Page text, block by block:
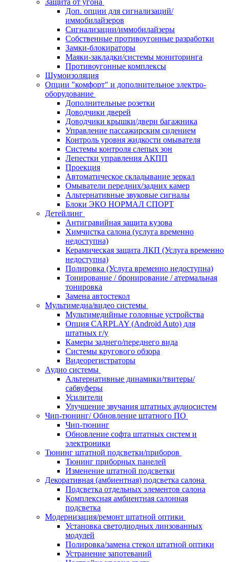
Защита от угона
Доп. опции для сигнализаций/
иммобилайзеров
Сигнализации/иммобилайзеры
Собственные противоугонные разработки
Замки-блокираторы
Маяки-закладки/системы мониторинга
Противоугонные комплексы
Шумоизоляция
Опции "комфорт" и дополнительное электро-
оборудование
Дополнительные розетки
Доводчики дверей
Доводчики крышки/двери багажника
Управление пассажирским сидением
Контроль уровня жидкости омывателя
Системы контроля слепых зон
Лепестки управления АКПП
Проекция
Автоматическое складывание зеркал
Омыватели передних/задних камер
Альтернативные звуковые сигналы
Блоки ЭКО НОРМАЛ СПОРТ
Детейлинг
Антигравийная защита кузова
Химчистка салона (услуга временно
недоступна)
Керамическая защита ЛКП (Услуга временно
недоступна)
Полировка (Услуга временно недоступна)
Тонирование / бронирование / атермальная
тонировка
Замена автостекол
Мультимедиа/видео системы
Мультимедийные головные устройства
Опция CARPLAY (Android Auto) для
штатных г/у
Камеры заднего/переднего вида
Системы кругового обзора
Видеорегистраторы
Аудио системы
Альтернативные динамики/твитеры/
сабвуферы
Усилители
Улучшение звучания штатных аудиосистем
Чип-тюнинг/ Обновление штатного ПО
Чип-тюнинг
Обновление софта штатных систем и
электроники
Тюнинг штатной подсветки/приборов
Тюнинг приборных панелей
Изменение штатной подсветки
Декоративная (амбиентная) подсветка салона
Подсветка отдельных элементов салона
Комплексная амбиентная салонная
подсветка
Модернизация/ремонт штатной оптики
Установка светодиодных линзованных
модулей
Полировка/замена стекол штатной оптики
Устранение запотеваний